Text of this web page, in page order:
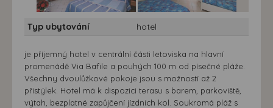
doprava - Madison -
doprava - Madison -
Typ ubytování hotel
je příjemný hotel v centrální části letoviska na hlavní
promenádě Via Bafile a pouhých 100 m od písečné pláže.
Všechny dvoulůžkové pokoje jsou s možností až 2
přistýlek. Hotel má k dispozici terasu s barem, parkoviště,
výtah, bezplatné zapůjčení jízdních kol. Soukromá pláž s